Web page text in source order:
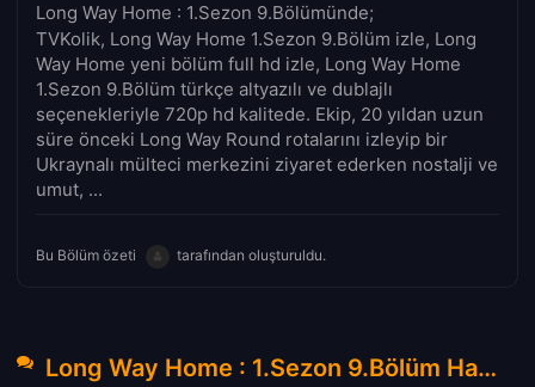
Long Way Home : 1.Sezon 9.Bölümünde;
TVKolik, Long Way Home 1.Sezon 9.Bölüm izle, Long
Way Home yeni bölüm full hd izle, Long Way Home
1.Sezon 9.Bölüm türkçe altyazılı ve dublajlı
seçenekleriyle 720p hd kalitede. Ekip, 20 yıldan uzun
süre önceki Long Way Round rotalarını izleyip bir
Ukraynalı mülteci merkezini ziyaret ederken nostalji ve
umut, ...
Bu Bölüm özeti tarafından oluşturuldu.
Long Way Home : 1.Sezon 9.Bölüm Hakkında Yorumlar